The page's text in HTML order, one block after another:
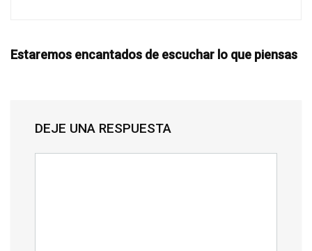
Estaremos encantados de escuchar lo que piensas
DEJE UNA RESPUESTA